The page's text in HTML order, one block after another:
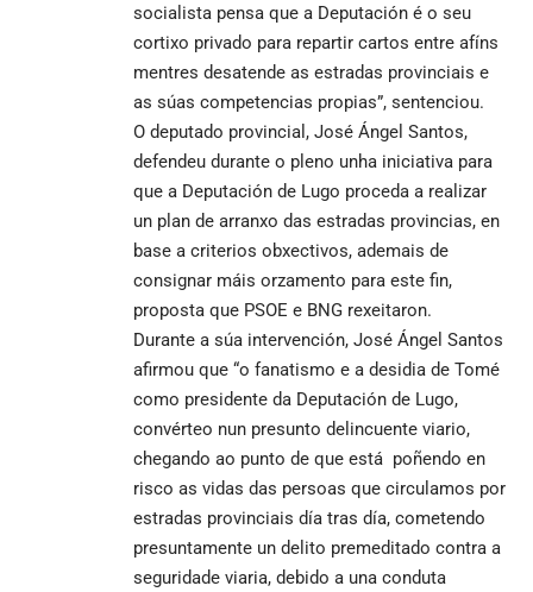
socialista pensa que a Deputación é o seu
cortixo privado para repartir cartos entre afíns
mentres desatende as estradas provinciais e
as súas competencias propias”, sentenciou.
O deputado provincial, José Ángel Santos,
defendeu durante o pleno unha iniciativa para
que a Deputación de Lugo proceda a realizar
un plan de arranxo das estradas provincias, en
base a criterios obxectivos, ademais de
consignar máis orzamento para este fin,
proposta que PSOE e BNG rexeitaron.
Durante a súa intervención, José Ángel Santos
afirmou que “o fanatismo e a desidia de Tomé
como presidente da Deputación de Lugo,
convérteo nun presunto delincuente viario,
chegando ao punto de que está poñendo en
risco as vidas das persoas que circulamos por
estradas provinciais día tras día, cometendo
presuntamente un delito premeditado contra a
seguridade viaria, debido a una conduta